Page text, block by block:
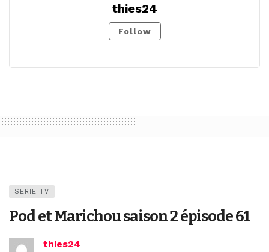
thies24
Follow
SERIE TV
Pod et Marichou saison 2 épisode 61
thies24